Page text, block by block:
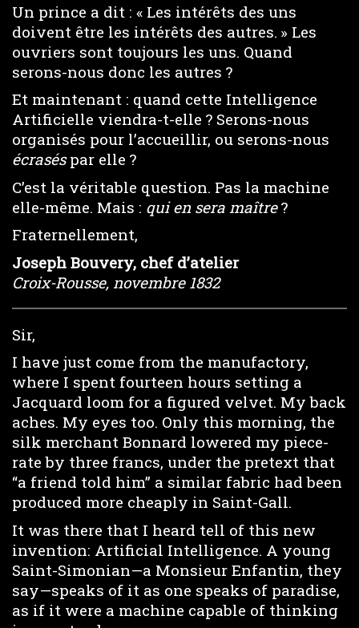
Un prince a dit : « Les intérêts des uns
doivent être les intérêts des autres. » Les
ouvriers sont toujours les uns. Quand
serons-nous donc les autres ?
Et maintenant : quand cette Intelligence
Artificielle viendra-t-elle ? Serons-nous
organisés pour l’accueillir, ou serons-nous
écraséspar elle ?
C’est la véritable question. Pas la machine
elle-même. Mais : qui en sera maître?
Fraternellement,
Joseph Bouvery, chef d’atelier
Croix-Rousse, novembre 1832
Sir,
I have just come from the manufactory,
where I spent fourteen hours setting a
Jacquard loom for a figured velvet. My back
aches. My eyes too. Only this morning, the
silk merchant Bonnard lowered my piece-
rate by three francs, under the pretext that
“a friend told him” a similar fabric had been
produced more cheaply in Saint-Gall.
It was there that I heard tell of this new
invention: Artificial Intelligence. A young
Saint-Simonian—a Monsieur Enfantin, they
say—speaks of it as one speaks of paradise,
as if it were a machine capable of thinking